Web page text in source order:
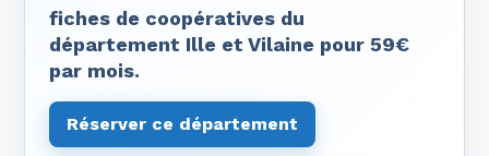
fiches de coopératives du
département Ille et Vilaine pour 59€
par mois.
Réserver ce département